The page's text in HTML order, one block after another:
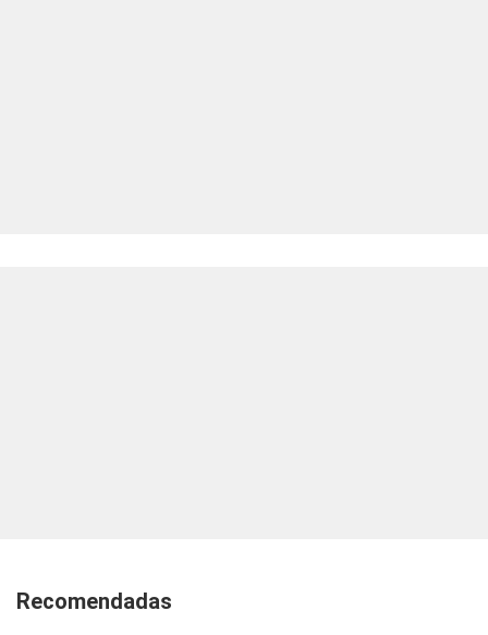
Recomendadas